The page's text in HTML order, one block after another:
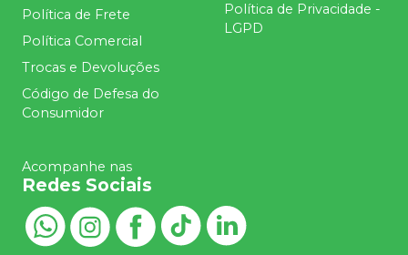
Política de Frete
Política Comercial
Trocas e Devoluções
Código de Defesa do
Consumidor
Política de Privacidade -
LGPD
Acompanhe nas
Redes Sociais